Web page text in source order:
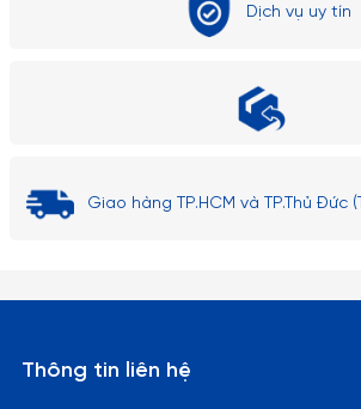
Dịch vụ uy tín
Giao hàng TP.HCM và TP.Thủ Đức
Thông tin liên hệ